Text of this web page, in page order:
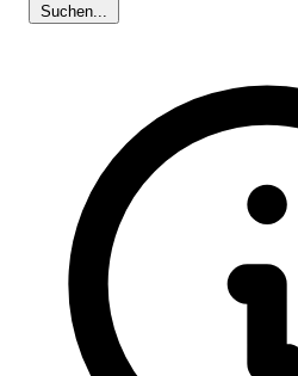
Suchen...